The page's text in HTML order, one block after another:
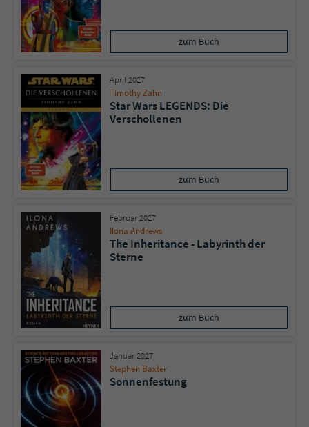
zum Buch
April 2027
Timothy Zahn
Star Wars LEGENDS: Die
Verschollenen
zum Buch
Februar 2027
Ilona Andrews
The Inheritance - Labyrinth der
Sterne
zum Buch
Januar 2027
Stephen Baxter
Sonnenfestung